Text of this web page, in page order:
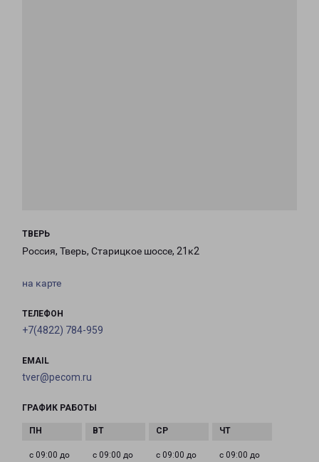
ТВЕРЬ
Россия, Тверь, Старицкое шоссе, 21к2
на карте
ТЕЛЕФОН
+7(4822) 784-959
EMAIL
tver@pecom.ru
ГРАФИК РАБОТЫ
с 09:00 до с 09:00 до с 09:00 до с 09:00 до